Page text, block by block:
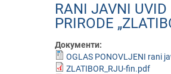
RANI JAVNI UVID
PRIRODE
Документи:
OGLAS PONOVLJENI rani
ZLATIBOR_RJU-fin.pdf